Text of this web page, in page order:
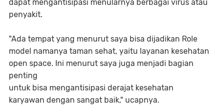
dapat mengantisipasi menularnya berbagai virus atau
penyakit.
"Ada tempat yang menurut saya bisa dijadikan Role
model namanya taman sehat, yaitu layanan kesehatan
open space. Ini menurut saya juga menjadi bagian
penting
untuk bisa mengantisipasi derajat kesehatan
karyawan dengan sangat baik," ucapnya.